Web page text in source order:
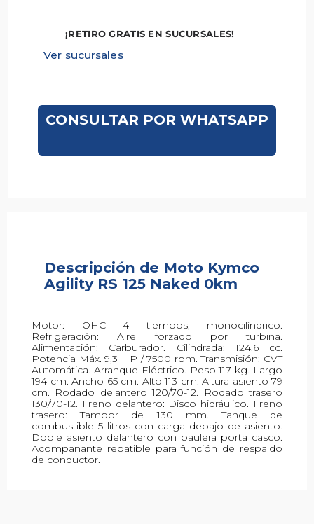
¡RETIRO GRATIS EN SUCURSALES!
Ver sucursales
CONSULTAR POR WHATSAPP
Descripción de Moto Kymco
Agility RS 125 Naked 0km
Descripción de Moto Kymco
Agility RS 125 Naked
Motor: OHC 4 tiempos, monocilíndrico.
Refrigeración: Aire forzado por turbina.
Alimentación: Carburador. Cilindrada: 124,6 cc.
Potencia Máx. 9,3 HP / 7500 rpm. Transmisión: CVT
Automática. Arranque Eléctrico. Peso 117 kg. Largo
194 cm. Ancho 65 cm. Alto 113 cm. Altura asiento 79
cm. Rodado delantero 120/70-12. Rodado trasero
130/70-12. Freno delantero: Disco hidráulico. Freno
trasero: Tambor de 130 mm. Tanque de
combustible 5 litros con carga debajo de asiento.
Doble asiento delantero con baulera porta casco.
Acompañante rebatible para función de respaldo
de conductor.